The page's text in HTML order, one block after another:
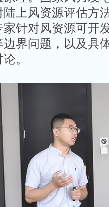
上风资源评估方
针对风资源可开
界问题，以及具
。